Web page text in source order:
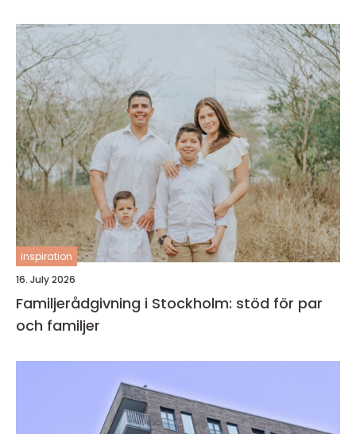
inspiration
16. July 2026
Familjerådgivning i Stockholm: stöd för par
och familjer